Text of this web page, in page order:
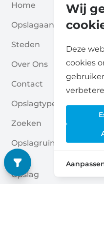
Wij
Deze
cookies
Home
Opslagaanbieders
Steden
Over Ons
Contact
Opslagtypes
Zoeken
Opslagruimte
Opslag